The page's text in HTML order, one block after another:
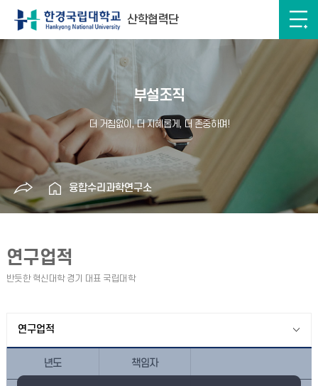
산학협력단
부설조직
융합수리과학연구소
연구업적
연구업적
년도 책임자